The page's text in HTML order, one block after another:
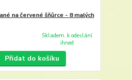
na červené šňůrce - 8 malých
Skladem, k odeslání
ihned
Přidat do košíku